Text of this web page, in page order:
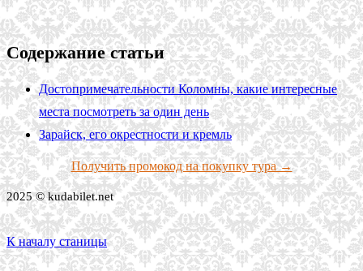
Содержание статьи
Достопримечательности Коломны, какие интересные
места посмотреть за один день
Зарайск, его окрестности и кремль
Получить промокод на покупку тура →
2025 © kudabilet.net
К началу станицы